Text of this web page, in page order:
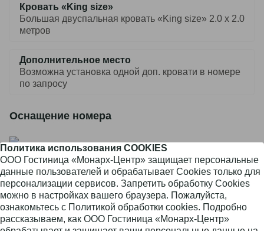
Кровать «King size»
Большая двуспальная кровать «King size» 2.0 x 2.0
метров
Дополнительное место
Возможна установка одной доп. кровати в номере
по запросу
Оснащение номера
Телевизор
Wi-Fi
Телефон
Кондиционер
Политика использования COOKIES
ООО Гостиница «Монарх-Центр» защищает персональные
данные пользователей и обрабатывает Cookies только для
персонализации сервисов. Запретить обработку Cookies
можно в настройках вашего браузера. Пожалуйста,
ознакомьтесь с Политикой обработки cookies. Подробно
рассказываем, как ООО Гостиница «Монарх-Центр»